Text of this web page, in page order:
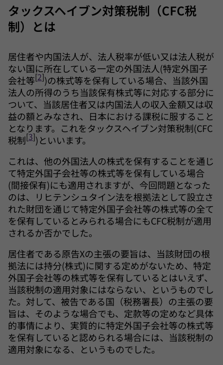
タックスヘイブン対策税制（CFC税
制）とは
居住者や内国法人が、法人税率が低い又は法人税が
ない国に所在している一定の外国法人(特定外国子
会社等[2])の株式等を保有している場合、当該外国
法人の所得のうち当該保有株式等に対応する部分に
ついて、当該居住者又は内国法人の収入金額又は収
益の額とみなされ、日本における課税に服すること
となります。これをタックスヘイブン対策税制(CFC
税制[3])といいます。
これは、他の外国法人の株式を保有することを通じ
て特定外国子会社等の株式等を保有している場合
(間接保有)にも適用されますが、今回問題となった
のは、リヒテンシュタイン法を根拠法として設立さ
れた財団を通じて特定外国子会社等の株式等の全て
を保有しているとみられる場合にもCFC税制が適用
されるか否かでした。
居住者である原告Xの主張の要旨は、当該財団の根
拠法には持分(株式)に関する定めがないため、特定
外国子会社等の株式等を保有しているとはいえず、
当該税制の適用対象にはならない、というものでし
た。対して、被告である国（税務署長）の主張の要
旨は、そのような場合でも、定款等の定めなど具体
的事情により、実質的に特定外国子会社等の株式等
を保有していると認められる場合には、当該税制の
適用対象になる、というものでした。